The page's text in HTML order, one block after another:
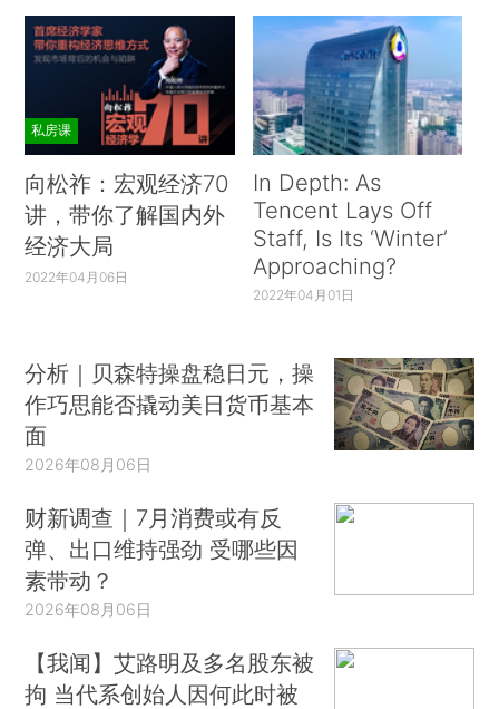
私房课
向松祚：宏观经济70
讲，带你了解国内外
经济大局
2022年04月06日
In Depth: As
Tencent Lays Off
Staff, Is Its ‘Winter’
Approaching?
2022年04月01日
分析｜贝森特操盘稳日元，操
作巧思能否撬动美日货币基本
面
2026年08月06日
财新调查｜7月消费或有反
弹、出口维持强劲 受哪些因
素带动？
2026年08月06日
【我闻】艾路明及多名股东被
拘 当代系创始人因何此时被